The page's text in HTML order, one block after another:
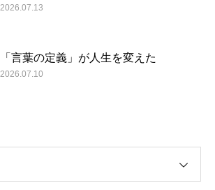
2026.07.13
「言葉の定義」が人生を変えた
2026.07.10